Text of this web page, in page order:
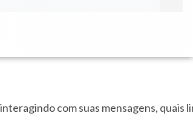
com suas mensagens, quais